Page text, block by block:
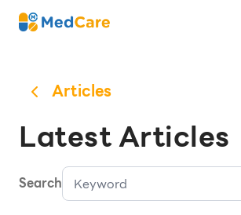
Skip
MedCare
Articles
Latest Articles
Search